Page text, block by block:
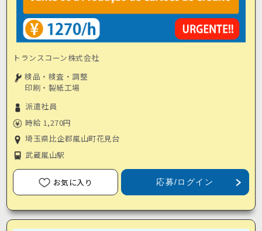
トランスコーン株式会社
検品・検査・調整
印刷・製紙工場
派遣社員
時給 1,270円
埼玉県比企郡嵐山町花見台
武蔵嵐山駅
お気に入り 応募/ログイン